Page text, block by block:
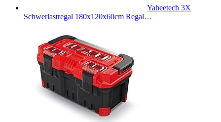
Yaheetech 3X
Schwerlastregal 180x120x60cm Regal…